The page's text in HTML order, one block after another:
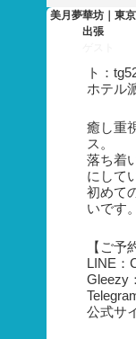
美月夢華坊｜東京
出張
ト：
ホテル
癒し重
ス。
落ち着
にして
初めて
いです。
【ご予
LINE：
Gleezy
公式サ